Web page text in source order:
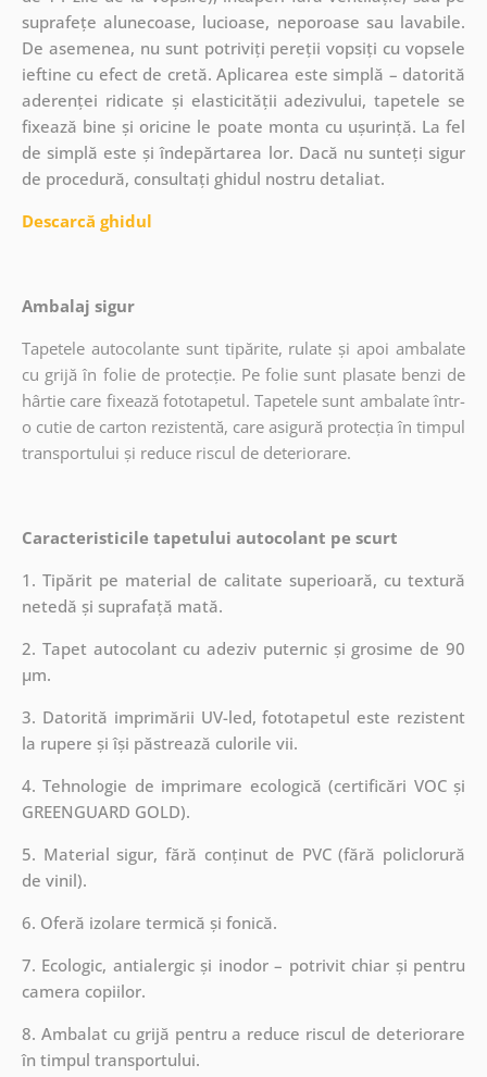
suprafețe alunecoase, lucioase, neporoase sau lavabile.
De asemenea, nu sunt potriviți pereții vopsiți cu vopsele
ieftine cu efect de cretă. Aplicarea este simplă – datorită
aderenței ridicate și elasticității adezivului, tapetele se
fixează bine și oricine le poate monta cu ușurință. La fel
de simplă este și îndepărtarea lor. Dacă nu sunteți sigur
de procedură, consultați ghidul nostru detaliat.
Descarcă ghidul
Ambalaj sigur
Tapetele autocolante sunt tipărite, rulate și apoi ambalate
cu grijă în folie de protecție. Pe folie sunt plasate benzi de
hârtie care fixează fototapetul. Tapetele sunt ambalate într-
o cutie de carton rezistentă, care asigură protecția în timpul
transportului și reduce riscul de deteriorare.
Caracteristicile tapetului autocolant pe scurt
1. Tipărit pe material de calitate superioară, cu textură
netedă și suprafață mată.
2. Tapet autocolant cu adeziv puternic și grosime de 90
µm.
3. Datorită imprimării UV-led, fototapetul este rezistent
la rupere și își păstrează culorile vii.
4. Tehnologie de imprimare ecologică (certificări VOC și
GREENGUARD GOLD).
5. Material sigur, fără conținut de PVC (fără policlorură
de vinil).
6. Oferă izolare termică și fonică.
7. Ecologic, antialergic și inodor – potrivit chiar și pentru
camera copiilor.
8. Ambalat cu grijă pentru a reduce riscul de deteriorare
în timpul transportului.